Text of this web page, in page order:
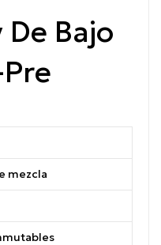
Bajo
mezcla